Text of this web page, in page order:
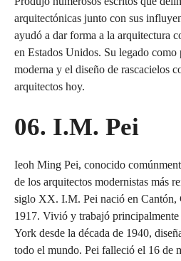
arquitectónicas junto con sus
ayudó a dar forma a la arquitectura
en Estados Unidos. Su legado
moderna y el diseño de rascacielos
arquitectos hoy.
06. I.M. Pei
Ieoh Ming Pei, conocido
de los arquitectos modernistas más
siglo XX. I.M. Pei nació en Cantón,
1917. Vivió y trabajó
York desde la década de 1940,
todo el mundo. Pei falleció el 16 de